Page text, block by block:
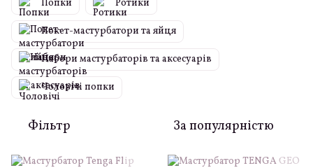
Попки Ротики
Покет-мастурбатори та яйця
Набори мастурбаторів та аксесуарів
Чоловічі попки
Фільтр За популярністю